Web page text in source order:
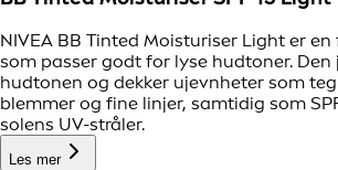
NIVEA BB Tinted Moisturiser Light er
som passer godt for lyse hudtoner. Den
hudtonen og dekker ujevnheter som
blemmer og fine linjer, samtidig som
solens UV-stråler.
Les mer